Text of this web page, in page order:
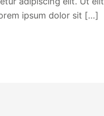
ipsum dolor sit […]